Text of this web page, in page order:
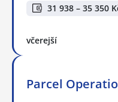
31 938 – 35 350
včerejší
Parcel